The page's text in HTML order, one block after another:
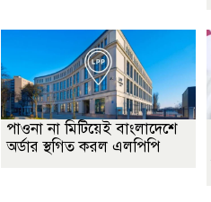
পাওনা না মিটিয়েই বাংলাদেশে
অর্ডার স্থগিত করল এলপিপি